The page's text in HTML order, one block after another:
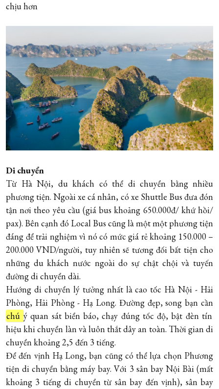
chịu hơn
Di chuyển
Từ Hà Nội, du khách có thể di chuyển bằng nhiều
phương tiện. Ngoài xe cá nhân, có xe Shuttle Bus đưa đón
tận nơi theo yêu cầu (giá bus khoảng 650.000đ/ khứ hồi/
pax). Bên cạnh đó Local Bus cũng là một một phương tiện
đáng để trải nghiệm vì nó có mức giá rẻ khoảng 150.000 –
200.000 VND/người, tuy nhiên sẽ tương đối bất tiện cho
những du khách nước ngoài do sự chật chội và tuyến
đường di chuyển dài.
Hướng di chuyển lý tưởng nhất là cao tốc Hà Nội - Hải
Phòng, Hải Phòng - Hạ Long. Đường đẹp, song bạn cần
chú ý quan sát biển báo, chạy đúng tốc độ, bật đèn tín
hiệu khi chuyển làn và luôn thắt dây an toàn. Thời gian di
chuyển khoảng 2,5 đến 3 tiếng.
Để đến vịnh Hạ Long, bạn cũng có thể lựa chọn Phương
tiện di chuyển bằng máy bay. Với 3 sân bay Nội Bài (mất
khoảng 3 tiếng di chuyển từ sân bay đến vịnh), sân bay